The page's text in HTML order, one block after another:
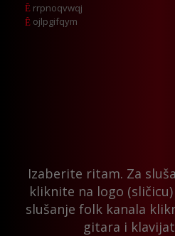
rrpnoqvwqj
ojlpgifqym
Izaberite ritam. Za
kliknite na logo
slušanje folk kanala
gitara i